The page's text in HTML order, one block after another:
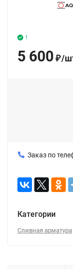
!
5 600 ₽/
Заказ по
Категории
Сливная арматура